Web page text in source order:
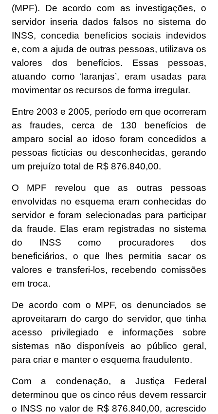
(MPF). De acordo com as investigações, o
servidor inseria dados falsos no sistema do
INSS, concedia benefícios sociais indevidos
e, com a ajuda de outras pessoas, utilizava os
valores dos benefícios. Essas pessoas,
atuando como ‘laranjas’, eram usadas para
movimentar os recursos de forma irregular.
Entre 2003 e 2005, período em que ocorreram
as fraudes, cerca de 130 benefícios de
amparo social ao idoso foram concedidos a
pessoas fictícias ou desconhecidas, gerando
um prejuízo total de R$ 876.840,00.
O MPF revelou que as outras pessoas
envolvidas no esquema eram conhecidas do
servidor e foram selecionadas para participar
da fraude. Elas eram registradas no sistema
do INSS como procuradores dos
beneficiários, o que lhes permitia sacar os
valores e transferi-los, recebendo comissões
em troca.
De acordo com o MPF, os denunciados se
aproveitaram do cargo do servidor, que tinha
acesso privilegiado e informações sobre
sistemas não disponíveis ao público geral,
para criar e manter o esquema fraudulento.
Com a condenação, a Justiça Federal
determinou que os cinco réus devem ressarcir
o INSS no valor de R$ 876.840,00, acrescido